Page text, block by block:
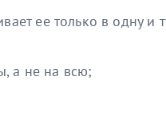
ее только в одну и
а не на всю;